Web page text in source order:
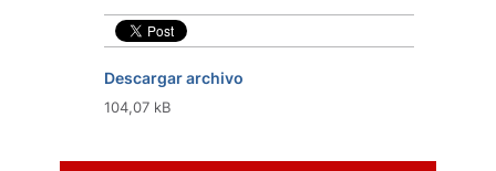
Descargar archivo
104,07 kB